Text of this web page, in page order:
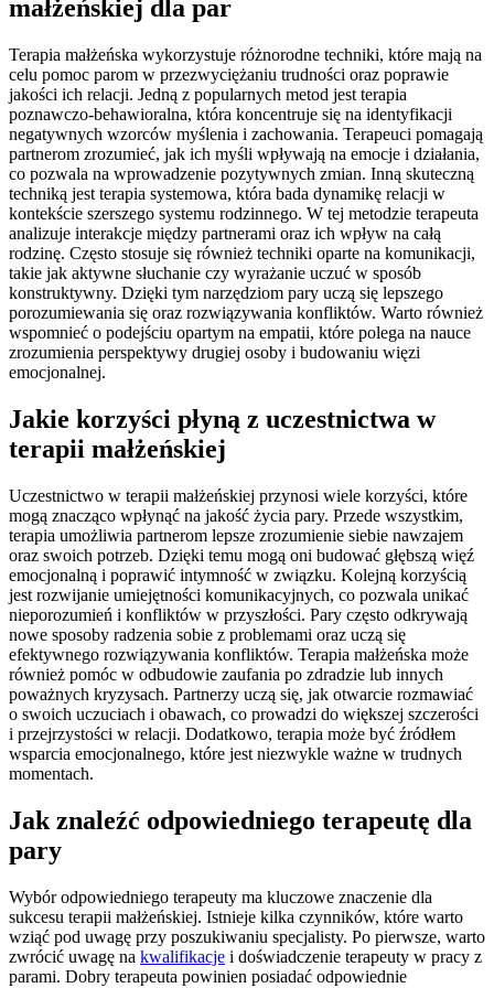
małżeńskiej dla par
Terapia małżeńska wykorzystuje różnorodne techniki, które mają na
celu pomoc parom w przezwyciężaniu trudności oraz poprawie
jakości ich relacji. Jedną z popularnych metod jest terapia
poznawczo-behawioralna, która koncentruje się na identyfikacji
negatywnych wzorców myślenia i zachowania. Terapeuci pomagają
partnerom zrozumieć, jak ich myśli wpływają na emocje i działania,
co pozwala na wprowadzenie pozytywnych zmian. Inną skuteczną
techniką jest terapia systemowa, która bada dynamikę relacji w
kontekście szerszego systemu rodzinnego. W tej metodzie terapeuta
analizuje interakcje między partnerami oraz ich wpływ na całą
rodzinę. Często stosuje się również techniki oparte na komunikacji,
takie jak aktywne słuchanie czy wyrażanie uczuć w sposób
konstruktywny. Dzięki tym narzędziom pary uczą się lepszego
porozumiewania się oraz rozwiązywania konfliktów. Warto również
wspomnieć o podejściu opartym na empatii, które polega na nauce
zrozumienia perspektywy drugiej osoby i budowaniu więzi
emocjonalnej.
Jakie korzyści płyną z uczestnictwa w
terapii małżeńskiej
Uczestnictwo w terapii małżeńskiej przynosi wiele korzyści, które
mogą znacząco wpłynąć na jakość życia pary. Przede wszystkim,
terapia umożliwia partnerom lepsze zrozumienie siebie nawzajem
oraz swoich potrzeb. Dzięki temu mogą oni budować głębszą więź
emocjonalną i poprawić intymność w związku. Kolejną korzyścią
jest rozwijanie umiejętności komunikacyjnych, co pozwala unikać
nieporozumień i konfliktów w przyszłości. Pary często odkrywają
nowe sposoby radzenia sobie z problemami oraz uczą się
efektywnego rozwiązywania konfliktów. Terapia małżeńska może
również pomóc w odbudowie zaufania po zdradzie lub innych
poważnych kryzysach. Partnerzy uczą się, jak otwarcie rozmawiać
o swoich uczuciach i obawach, co prowadzi do większej szczerości
i przejrzystości w relacji. Dodatkowo, terapia może być źródłem
wsparcia emocjonalnego, które jest niezwykle ważne w trudnych
momentach.
Jak znaleźć odpowiedniego terapeutę dla
pary
Wybór odpowiedniego terapeuty ma kluczowe znaczenie dla
sukcesu terapii małżeńskiej. Istnieje kilka czynników, które warto
wziąć pod uwagę przy poszukiwaniu specjalisty. Po pierwsze, warto
zwrócić uwagę na kwalifikacje i doświadczenie terapeuty w pracy z
parami. Dobry terapeuta powinien posiadać odpowiednie